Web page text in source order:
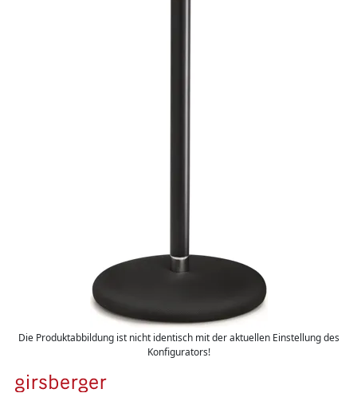
Die Produktabbildung ist nicht identisch mit der aktuellen Einstellung des
Konfigurators!